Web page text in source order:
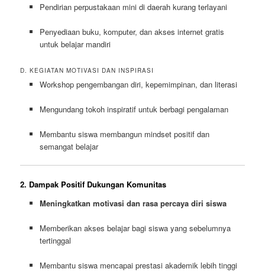
Pendirian perpustakaan mini di daerah kurang terlayani
Penyediaan buku, komputer, dan akses internet gratis
untuk belajar mandiri
D. KEGIATAN MOTIVASI DAN INSPIRASI
Workshop pengembangan diri, kepemimpinan, dan literasi
Mengundang tokoh inspiratif untuk berbagi pengalaman
Membantu siswa membangun mindset positif dan
semangat belajar
2. Dampak Positif Dukungan Komunitas
Meningkatkan motivasi dan rasa percaya diri siswa
Memberikan akses belajar bagi siswa yang sebelumnya
tertinggal
Membantu siswa mencapai prestasi akademik lebih tinggi